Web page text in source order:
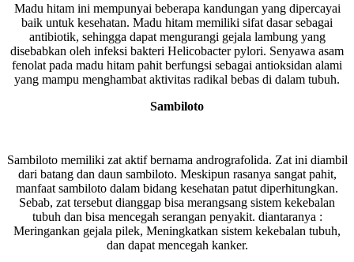
Madu hitam ini mempunyai beberapa kandungan yang dipercayai
baik untuk kesehatan. Madu hitam memiliki sifat dasar sebagai
antibiotik, sehingga dapat mengurangi gejala lambung yang
disebabkan oleh infeksi bakteri Helicobacter pylori. Senyawa asam
fenolat pada madu hitam pahit berfungsi sebagai antioksidan alami
yang mampu menghambat aktivitas radikal bebas di dalam tubuh.
Sambiloto
Sambiloto memiliki zat aktif bernama andrografolida. Zat ini diambil
dari batang dan daun sambiloto. Meskipun rasanya sangat pahit,
manfaat sambiloto dalam bidang kesehatan patut diperhitungkan.
Sebab, zat tersebut dianggap bisa merangsang sistem kekebalan
tubuh dan bisa mencegah serangan penyakit. diantaranya :
Meringankan gejala pilek, Meningkatkan sistem kekebalan tubuh,
dan dapat mencegah kanker.